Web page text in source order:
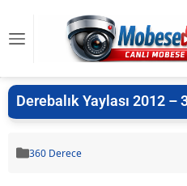
Derebalık Yaylası 2012 –
360 Derece